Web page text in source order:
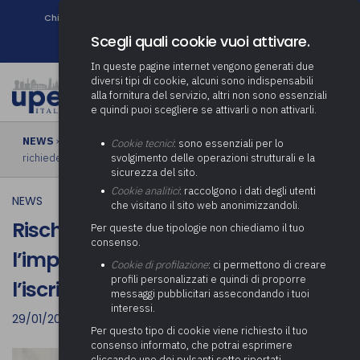
Chi siamo
Newsletter
NEWS › Rischio infiltrazioni mafiose: l’imprenditore è tenuto a
richiedere l’iscrizione alla white list
NEWS
Rischio infiltrazioni mafiose:
l’imprenditore è tenuto a richiedere
l’iscrizione alla white list
29/01/2023
Scegli quali cookie vuoi attivare.
In queste pagine internet vengono generati due
diversi tipi di cookie, alcuni sono indispensabili
alla fornitura del servizio, altri non sono essenziali
e quindi puoi scegliere se attivarli o non attivarli.
Cookie tecnici: sono essenziali per lo
svolgimento delle operazioni strutturali e la
sicurezza del sito.
Cookie analitici: raccolgono i dati degli utenti
che visitano il sito web anonimizzandoli.
Per queste due tipologie non chiediamo il tuo
consenso.
Cookie di profilazione: ci permettono di creare
profili personalizzati e quindi di proporre
messaggi pubblicitari assecondando i tuoi
interessi.
Per questo tipo di cookie viene richiesto il tuo
consenso informato, che potrai esprimere